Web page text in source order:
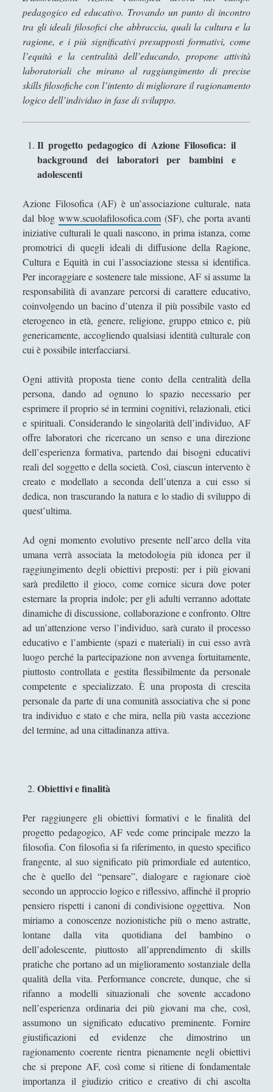
Antologia(4)
► Filosofia(799)
► Saggi (72)
► Scienza(84)
► Storia(144)
► Libri Recensiti(441)
► Random(28)
Ironia(7)
► Attualità
► Azione Filosofica(4)
► Cinema e Serie(15)
► Collana di Scuola Filosofica(13)
▼ Didattica(7)
All we need is philosophy… for children!
Progetto Pedagogico di Azione Filosofica per
bambini e adolescenti
Come scrivere recensioni di ogni tipo - Una guida
Incoerenze tra agenti educativi: possibili
conseguenze
La pedagogia non è puericultura!
La rivoluzione tecnologica nelle scuole
Scacchiera didattica per istruttori e giocatori!
Tutto per gioco, niente per gioco - Il valore del
gioco negli scout
► Economia
► Filologia(4)
► Geopolitica (11)
► I percorsi di SF2.0(7)
► In edicola(1)
► Itinerari(14)
Musica (14)
► Scacchi(42)
▼ Associazioni Culturali
All we need is philosophy… for children!
Progetto Pedagogico di Azione
Filosofica per bambini e adolescenti
Azione Filosofica è aperta alle iscrizioni!
Discovering together Turi Kumwe Onlus!
Festival di Scuola Filosofica! - Dieci anni di
blog e filosofia
Insieme a te non ci sto più - Katia della
Giovanna
L'esploratore Daniele Castiglioni, ed il
Progetto "Acque siberiane"
L'estetica del Monte Vulture fra
l'immaginazione materiale e la natura
morta
Un'intervista per scoprire la Turi Kumwe
Onlus!
pedagogico ed educativo. Trovando un punto di incontro
tra gli ideali filosofici che abbraccia, quali la cultura e la
ragione, e i più significativi presupposti formativi, come
l’equità e la centralità dell’educando, propone attività
laboratoriali che mirano al raggiungimento di precise
skills filosofiche con l’intento di migliorare il ragionamento
logico dell’individuo in fase di sviluppo.
Il progetto pedagogico di Azione Filosofica: il
background dei laboratori per bambini e
adolescenti
Azione Filosofica (AF) è un’associazione culturale, nata
dal blog www.scuolafilosofica.com(SF), che porta avanti
iniziative culturali le quali nascono, in prima istanza, come
promotrici di quegli ideali di diffusione della Ragione,
Cultura e Equità in cui l’associazione stessa si identifica.
Per incoraggiare e sostenere tale missione, AF si assume la
responsabilità di avanzare percorsi di carattere educativo,
coinvolgendo un bacino d’utenza il più possibile vasto ed
eterogeneo in età, genere, religione, gruppo etnico e, più
genericamente, accogliendo qualsiasi identità culturale con
cui è possibile interfacciarsi.
Ogni attività proposta tiene conto della centralità della
persona, dando ad ognuno lo spazio necessario per
esprimere il proprio sé in termini cognitivi, relazionali, etici
e spirituali. Considerando le singolarità dell’individuo, AF
offre laboratori che ricercano un senso e una direzione
dell’esperienza formativa, partendo dai bisogni educativi
reali del soggetto e della società. Così, ciascun intervento è
creato e modellato a seconda dell’utenza a cui esso si
dedica, non trascurando la natura e lo stadio di sviluppo di
quest’ultima.
Ad ogni momento evolutivo presente nell’arco della vita
umana verrà associata la metodologia più idonea per il
raggiungimento degli obiettivi preposti: per i più giovani
sarà prediletto il gioco, come cornice sicura dove poter
esternare la propria indole; per gli adulti verranno adottate
dinamiche di discussione, collaborazione e confronto. Oltre
ad un’attenzione verso l’individuo, sarà curato il processo
educativo e l’ambiente (spazi e materiali) in cui esso avrà
luogo perché la partecipazione non avvenga fortuitamente,
piuttosto controllata e gestita flessibilmente da personale
competente e specializzato. È una proposta di crescita
personale da parte di una comunità associativa che si pone
tra individuo e stato e che mira, nella più vasta accezione
del termine, ad una cittadinanza attiva.
Obiettivi e finalità
Per raggiungere gli obiettivi formativi e le finalità del
progetto pedagogico, AF vede come principale mezzo la
filosofia. Con filosofia si fa riferimento, in questo specifico
frangente, al suo significato più primordiale ed autentico,
che è quello del “pensare”, dialogare e ragionare cioè
secondo un approccio logico e riflessivo, affinché il proprio
pensiero rispetti i canoni di condivisione oggettiva. Non
miriamo a conoscenze nozionistiche più o meno astratte,
lontane dalla vita quotidiana del bambino o
dell’adolescente, piuttosto all’apprendimento di skills
pratiche che portano ad un miglioramento sostanziale della
qualità della vita. Performance concrete, dunque, che si
rifanno a modelli situazionali che sovente accadono
nell’esperienza ordinaria dei più giovani ma che, così,
assumono un significato educativo preminente. Fornire
giustificazioni ed evidenze che dimostrino un
ragionamento coerente rientra pienamente negli obiettivi
che si prepone AF, così come si ritiene di fondamentale
importanza il giudizio critico e creativo di chi ascolta